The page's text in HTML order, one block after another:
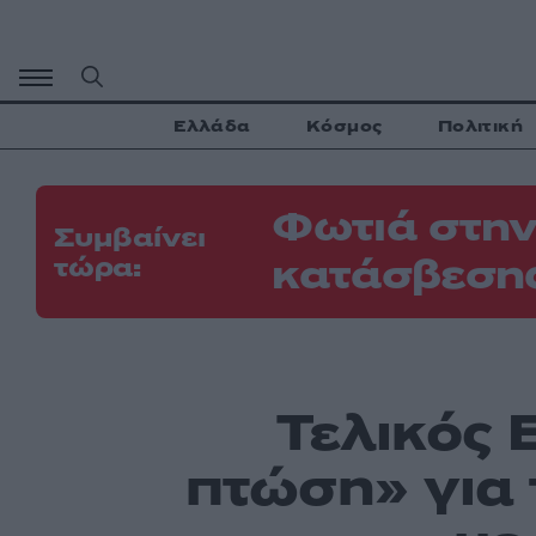
περιεχόμενο
Ελλάδα Κόσμος Πολιτική
Συμβαίνει
τώρα:
Φωτιά
πτώση»